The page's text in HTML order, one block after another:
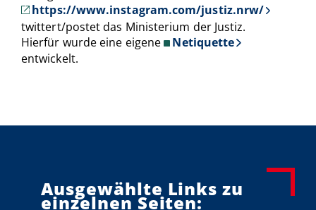
https://www.instagram.com/justiz.nrw/
twittert/postet das Ministerium der Justiz.
Hierfür wurde eine eigene Netiquette
entwickelt.
Ausgewählte Links zu
einzelnen Seiten: